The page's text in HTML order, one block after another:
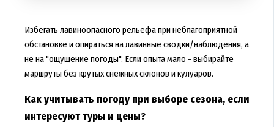
Избегать лавиноопасного рельефа при неблагоприятной
обстановке и опираться на лавинные сводки/наблюдения, а
не на "ощущение погоды". Если опыта мало - выбирайте
маршруты без крутых снежных склонов и кулуаров.
Как учитывать погоду при выборе сезона, если
интересуют туры и цены?